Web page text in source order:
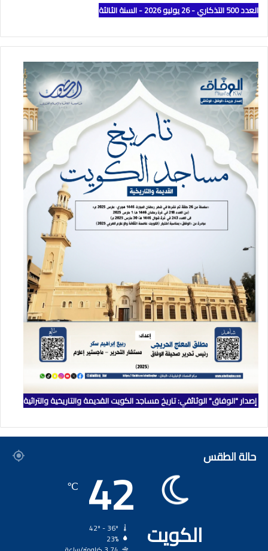
العدد 500 التذكاري - 26 يوليو 2026 - السنة الثالثة
إصدار "الوفاق" الوثائقي: تاريخ مساجد الكويت القديمة والتاريخية والتراثية
حالة الطقس
الكويت
42
℃
23%